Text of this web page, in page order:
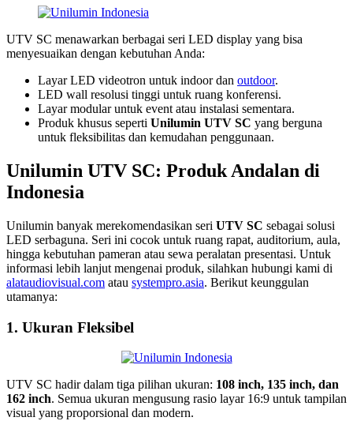
UTV SC menawarkan berbagai seri LED display yang bisa
menyesuaikan dengan kebutuhan Anda:
Layar LED videotron untuk indoor dan outdoor.
LED wall resolusi tinggi untuk ruang konferensi.
Layar modular untuk event atau instalasi sementara.
Produk khusus seperti Unilumin UTV SC yang berguna
untuk fleksibilitas dan kemudahan penggunaan.
Unilumin UTV SC: Produk Andalan di
Indonesia
Unilumin banyak merekomendasikan seri UTV SC sebagai solusi
LED serbaguna. Seri ini cocok untuk ruang rapat, auditorium, aula,
hingga kebutuhan pameran atau sewa peralatan presentasi. Untuk
informasi lebih lanjut mengenai produk, silahkan hubungi kami di
alataudiovisual.com atau systempro.asia. Berikut keunggulan
utamanya:
1. Ukuran Fleksibel
UTV SC hadir dalam tiga pilihan ukuran: 108 inch, 135 inch, dan
162 inch. Semua ukuran mengusung rasio layar 16:9 untuk tampilan
visual yang proporsional dan modern.